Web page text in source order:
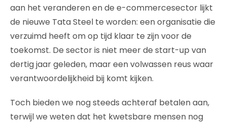
aan het veranderen en de e-commercesector lijkt
de nieuwe Tata Steel te worden: een organisatie die
verzuimd heeft om op tijd klaar te zijn voor de
toekomst. De sector is niet meer de start-up van
dertig jaar geleden, maar een volwassen reus waar
verantwoordelijkheid bij komt kijken.
Toch bieden we nog steeds achteraf betalen aan,
terwijl we weten dat het kwetsbare mensen nog